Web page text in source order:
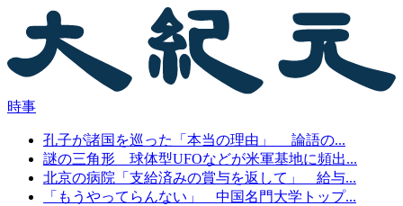
時事
孔子が諸国を巡った「本当の理由」 論語の...
謎の三角形 球体型UFOなどが米軍基地に頻出...
北京の病院「支給済みの賞与を返して」 給与...
「もうやってらんない」 中国名門大学トップ...